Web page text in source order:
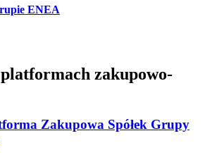
ENEA
platformach zakupowo-
Zakupowa Spółek Grupy